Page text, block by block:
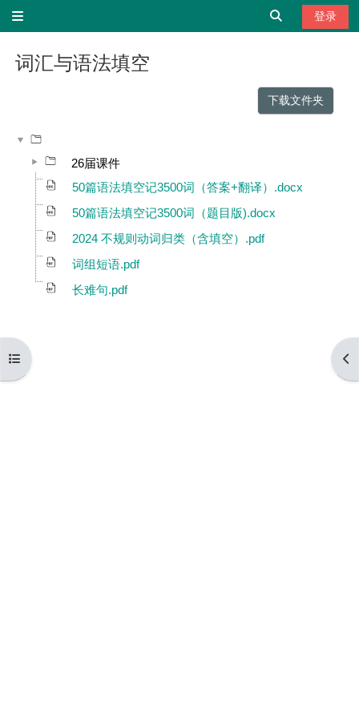
切换搜索输入
登录
打开课程索引 打
词汇与语法填空
下载文件夹
26届课件
50篇语法填空记3500词（答案+翻译）.docx
50篇语法填空记3500词（题目版).docx
2024 不规则动词归类（含填空）.pdf
词组短语.pdf
长难句.pdf